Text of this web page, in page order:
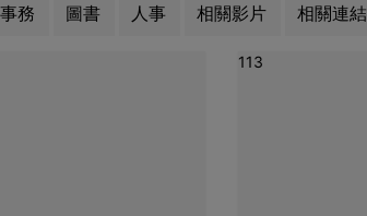
務 圖書 人事 相關影片 相關連結
113